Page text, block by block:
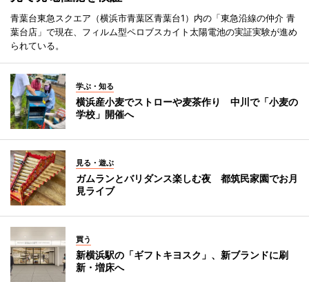
青葉台東急スクエア（横浜市青葉区青葉台1）内の「東急沿線の仲介 青
葉台店」で現在、フィルム型ペロブスカイト太陽電池の実証実験が進め
られている。
学ぶ・知る
横浜産小麦でストローや麦茶作り 中川で「小麦の
学校」開催へ
見る・遊ぶ
ガムランとバリダンス楽しむ夜 都筑民家園でお月
見ライブ
買う
新横浜駅の「ギフトキヨスク」、新ブランドに刷
新・増床へ